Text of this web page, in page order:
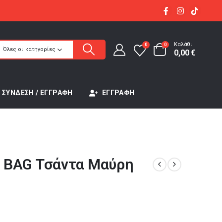
Όλες οι κατηγορίες
0 0 Καλάθι
0,00€
ΣΎΝΔΕΣΗ / ΕΓΓΡΑΦΉ ΕΓΓΡΑΦΉ
BAG Τσάντα Μαύρη